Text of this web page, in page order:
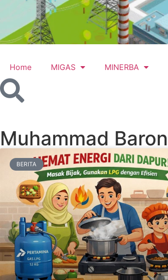
Home MIGAS MINERBA
Muhammad Baron
BERITA